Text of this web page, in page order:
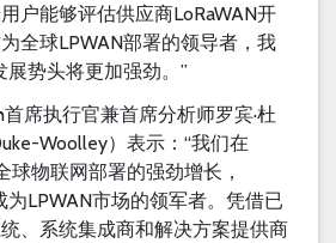
户能够评估供应商LoRaWAN开
全球LPWAN部署的领导者，我
展势头将更加强劲。 ”
首席执行官兼首席分析师罗宾·杜
Woolley）表示： “我们在
球物联网部署的强劲增长，
为LPWAN市场的领军者。凭借已
、系统集成商和解决方案提供商